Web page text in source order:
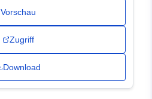
Vorschau
Zugriff
Download